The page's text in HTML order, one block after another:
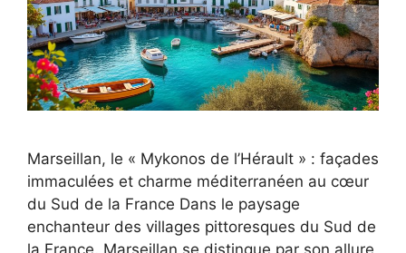
Marseillan, le « Mykonos de l’Hérault » : façades
immaculées et charme méditerranéen au cœur
du Sud de la France Dans le paysage
enchanteur des villages pittoresques du Sud de
la France, Marseillan se distingue par son allure